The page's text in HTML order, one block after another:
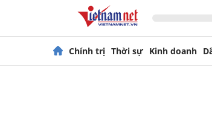
Chính trị Thời sự Kinh doanh